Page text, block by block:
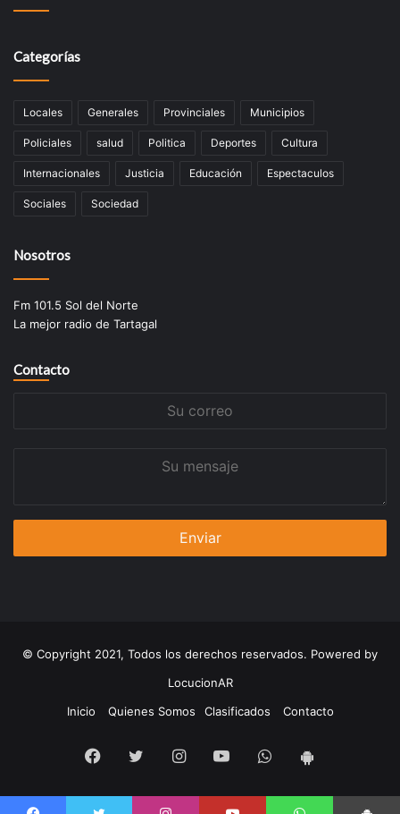
Categorías
Locales Generales Provinciales Municipios
Policiales salud Politica Deportes Cultura
Internacionales Justicia Educación Espectaculos
Sociales Sociedad
Nosotros
Fm 101.5 Sol del Norte
La mejor radio de Tartagal
Contacto
© Copyright 2021, Todos los derechos reservados. Powered by
LocucionAR
Inicio
Quienes Somos Clasificados Contacto
Facebook
TwitterInstagramYoutubeWhatsapp
Android